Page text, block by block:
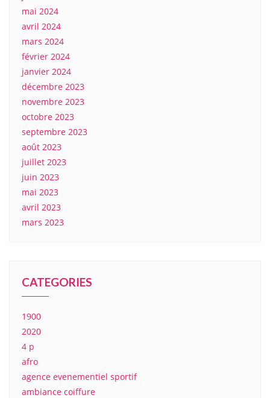
mai 2024
avril 2024
mars 2024
février 2024
janvier 2024
décembre 2023
novembre 2023
octobre 2023
septembre 2023
août 2023
juillet 2023
juin 2023
mai 2023
avril 2023
mars 2023
CATEGORIES
1900
2020
4 p
afro
agence evenementiel sportif
ambiance coiffure